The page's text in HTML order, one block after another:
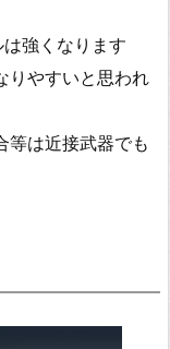
強くなります
りやすいと思われ
は近接武器でも